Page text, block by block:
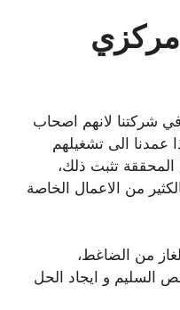
شركتنا لانهم اصحاب
عمدنا الى تشغيلهم
المحققة تثبت ذلك،
من الاعمال الخاصة
من الضاغط،
السليم و ايجاد الحل